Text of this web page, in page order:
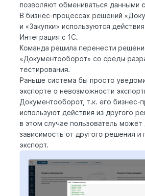
позволяют обмениваться данными
В бизнес-процессах решений
и «Закупки» используются
Интеграция с 1С.
Команда решила перенести
«Документооборот» со среды
тестирования.
Раньше система бы просто
экспорте о невозможности
Документооборот, т.к. его бизнес-
используют действия из другого
в этом случае пользователь может
зависимость от другого решения и
экспорт.